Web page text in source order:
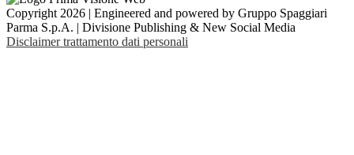
Copyright 2026 | Engineered and powered by Gruppo Spaggiari
Parma S.p.A. | Divisione Publishing & New Social Media
Disclaimer trattamento dati personali